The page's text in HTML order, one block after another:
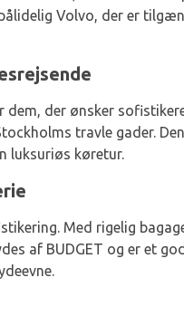
Volvo, der er
dem, der ønsker
travle gader.
luksuriøs køretur.
Med rigelig
af BUDGET og er et